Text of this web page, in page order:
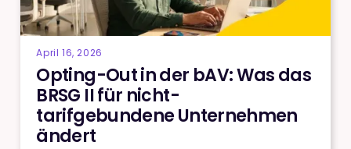
April 16, 2026
Opting-Out in der bAV: Was das
BRSG II für nicht-
tarifgebundene Unternehmen
ändert